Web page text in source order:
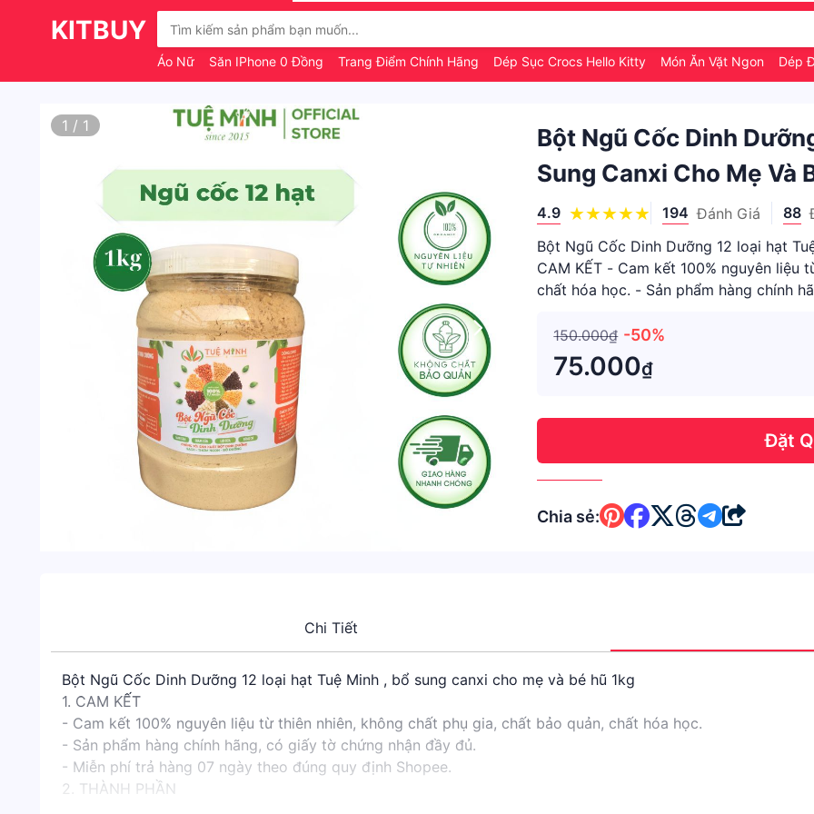
KITBUY
Áo Nữ Săn IPhone 0 Đồng Trang Điểm Chính Hãng Dép Sục Crocs Hello Kitty Món Ăn Vặt Ngon Dép
1 / 1
Bột Ngũ Cốc Dinh
Sung Canxi Cho Mẹ Và
4.9 194 Đánh Giá 88
Bột Ngũ Cốc Dinh Dưỡng 12 loại hạt
CAM KẾT - Cam kết 100% nguyên liệu
chất hóa học. - Sản phẩm hàng chính
150.000₫ -50%
75.000₫
Đặt
Chia sẻ:
Chi Tiết
Bột Ngũ Cốc Dinh Dưỡng 12 loại hạt Tuệ Minh , bổ sung canxi cho mẹ và bé hũ 1kg
1. CAM KẾT
- Cam kết 100% nguyên liệu từ thiên nhiên, không chất phụ gia, chất bảo quản, chất hóa học.
- Sản phẩm hàng chính hãng, có giấy tờ chứng nhận đầy đủ.
- Miễn phí trả hàng 07 ngày theo đúng quy định Shopee.
2. THÀNH PHẦN